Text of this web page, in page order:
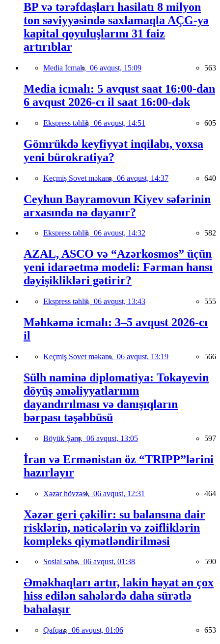
BP və tərəfdaşları hasilatı 8 milyon
ton səviyyəsində saxlamaqla AÇG-yə
kapital qoyuluşlarını 31 faiz
artırıblar
Media İcmalı, 06 avqust, 15:09 563
Media icmalı: 5 avqust saat 16:00-dan
6 avqust 2026-cı il saat 16:00-dək
Ekspress təhlil, 06 avqust, 14:51 605
Gömrükdə keyfiyyət inqilabı, yoxsa
yeni bürokratiya?
Keçmiş Sovet məkanı, 06 avqust, 14:37 640
Ceyhun Bayramovun Kiyev səfərinin
arxasında nə dayanır?
Ekspress təhlil, 06 avqust, 14:32 582
AZAL, ASCO və “Azərkosmos” üçün
yeni idarəetmə modeli: Fərman hansı
dəyişiklikləri gətirir?
Ekspress təhlil, 06 avqust, 13:43 555
Məhkəmə icmalı: 3–5 avqust 2026-cı
il
Keçmiş Sovet məkanı, 06 avqust, 13:19 566
Sülh naminə diplomatiya: Tokayevin
döyüş əməliyyatlarının
dayandırılması və danışıqların
bərpası təşəbbüsü
Böyük Şərq, 06 avqust, 13:05 597
İran və Ermənistan öz “TRIPP”lərini
hazırlayır
Xəzər hövzəsi, 06 avqust, 12:31 464
Xəzər geri çəkilir: su balansına dair
risklərin, nəticələrin və zəifliklərin
kompleks qiymətləndirilməsi
Sosial sahə, 06 avqust, 01:38 590
Əməkhaqları artır, lakin həyat ən çox
hiss edilən sahələrdə daha sürətlə
bahalaşır
Qafqaz, 06 avqust, 01:06 653